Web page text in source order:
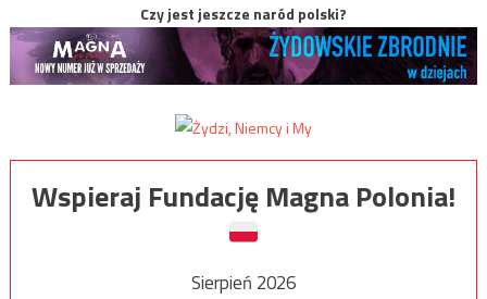
Czy jest jeszcze naród polski?
Wspieraj Fundację Magna Polonia!
Sierpień 2026